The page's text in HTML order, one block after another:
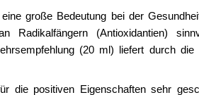
große Bedeutung bei der
Radikalfängern (Antioxidantien)
(20 ml) liefert durch
die positiven Eigenschaften sehr